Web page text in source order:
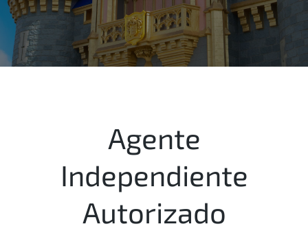
Agente
Independiente
Autorizado